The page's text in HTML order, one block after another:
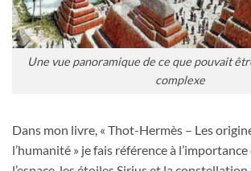
Une vue panoramique de ce que pouvait
complexe
Dans mon livre, « Thot-Hermès – Les
l’humanité » je fais référence à